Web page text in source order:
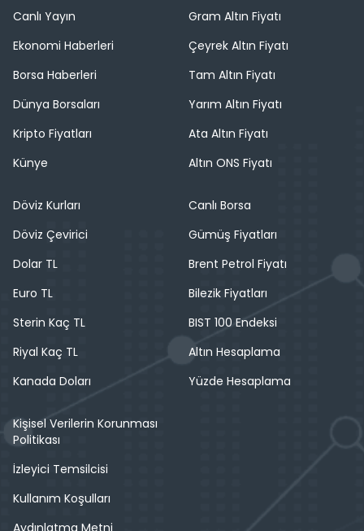
Canlı Yayın
Ekonomi Haberleri
Borsa Haberleri
Dünya Borsaları
Kripto Fiyatları
Künye
Gram Altın Fiyatı
Çeyrek Altın Fiyatı
Tam Altın Fiyatı
Yarım Altın Fiyatı
Ata Altın Fiyatı
Altın ONS Fiyatı
Döviz Kurları
Döviz Çevirici
Dolar TL
Euro TL
Sterin Kaç TL
Riyal Kaç TL
Kanada Doları
Canlı Borsa
Gümüş Fiyatları
Brent Petrol Fiyatı
Bilezik Fiyatları
BIST 100 Endeksi
Altın Hesaplama
Yüzde Hesaplama
Kişisel Verilerin Korunması
Politikası
İzleyici Temsilcisi
Kullanım Koşulları